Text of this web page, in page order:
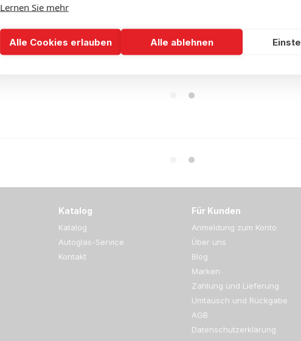
Katalog
Katalog
Autoglas-Service
Kontakt
Für Kunden
Anmeldung zum Konto
Über uns
Blog
Marken
Zahlung und Lieferung
Umtausch und Rückgabe
AGB
Datenschutzerklärung
Lernen Sie mehr
Alle Cookies erlauben Alle ablehnen